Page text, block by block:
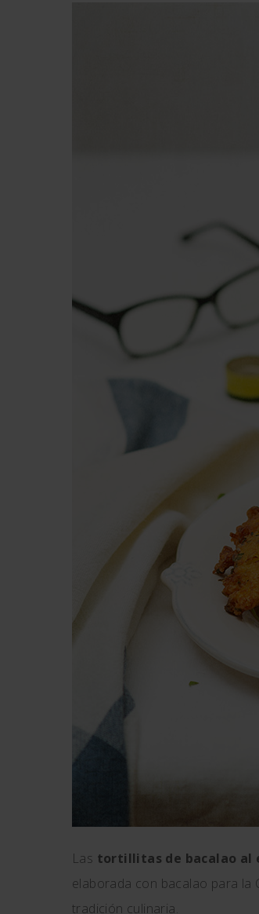
Las tortillitas de bacalao al
elaborada con bacalao para la
tradición culinaria.